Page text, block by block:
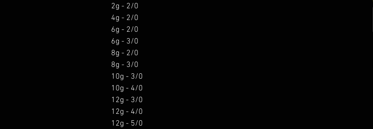
2g - 2/0
4g - 2/0
6g - 2/0
6g - 3/0
8g - 2/0
8g - 3/0
10g - 3/0
10g - 4/0
12g - 3/0
12g - 4/0
12g - 5/0